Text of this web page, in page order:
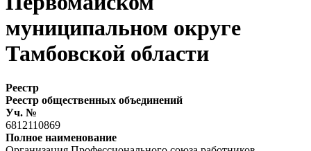
муниципальном округе
Тамбовской области
Реестр
Реестр общественных объединений
Уч. №
6812110869
Полное наименование